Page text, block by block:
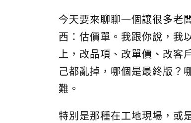
今天要來聊聊一個讓很多
西：估價單。我跟你說，我
上，改品項、改單價、改客
己都亂掉，哪個是最終版？
難。
特別是那種在工地現場，或